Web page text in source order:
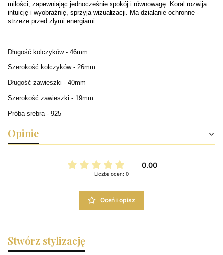
miłości, zapewniając jednocześnie spokój i równowagę. Koral rozwija
intuicję i wyobraźnię, sprzyja wizualizacji. Ma działanie ochronne -
strzeże przed złymi energiami.
Długość kolczyków - 46mm
Szerokość kolczyków - 26mm
Długość zawieszki - 40mm
Szerokość zawieszki - 19mm
Próba srebra - 925
Opinie
0.00
Liczba ocen: 0
Oceń i opisz
Stwórz stylizację